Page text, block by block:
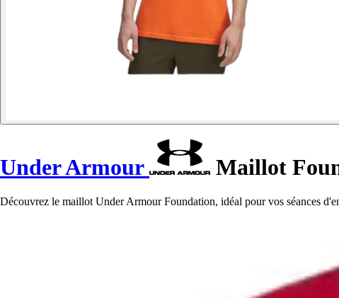
Under Armour Maillot
Découvrez le maillot Under Armour Foundation, idéal pour vos séances